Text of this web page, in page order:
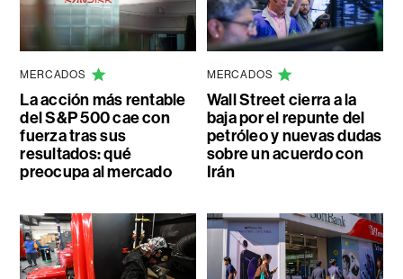
MERCADOS
La acción más rentable
del S&P 500 cae con
fuerza tras sus
resultados: qué
preocupa al mercado
MERCADOS
Wall Street cierra a la
baja por el repunte del
petróleo y nuevas dudas
sobre un acuerdo con
Irán